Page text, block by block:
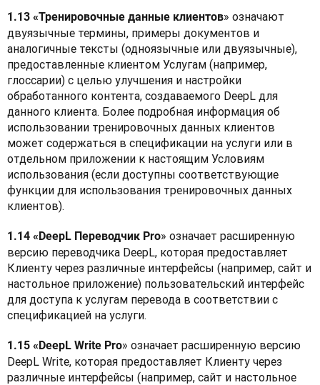
1.13 «Тренировочные данные клиентов» означают
двуязычные термины, примеры документов и
аналогичные тексты (одноязычные или двуязычные),
предоставленные клиентом Услугам (например,
глоссарии) с целью улучшения и настройки
обработанного контента, создаваемого DeepL для
данного клиента. Более подробная информация об
использовании тренировочных данных клиентов
может содержаться в спецификации на услуги или в
отдельном приложении к настоящим Условиям
использования (если доступны соответствующие
функции для использования тренировочных данных
клиентов).
1.14 «DeepL Переводчик Pro» означает расширенную
версию переводчика DeepL, которая предоставляет
Клиенту через различные интерфейсы (например, сайт и
настольное приложение) пользовательский интерфейс
для доступа к услугам перевода в соответствии с
спецификацией на услуги.
1.15 «DeepL Write Pro» означает расширенную версию
DeepL Write, которая предоставляет Клиенту через
различные интерфейсы (например, сайт и настольное